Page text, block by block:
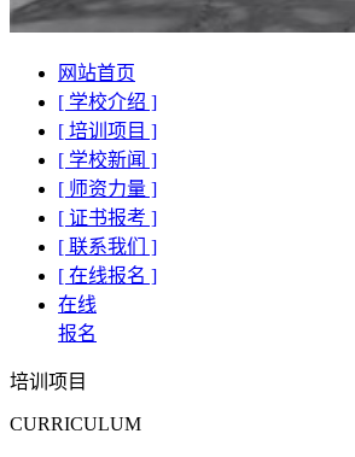
网站首页
[ 学校介绍 ]
[ 培训项目 ]
[ 学校新闻 ]
[ 师资力量 ]
[ 证书报考 ]
[ 联系我们 ]
[ 在线报名 ]
在线
报名
培训项目
CURRICULUM